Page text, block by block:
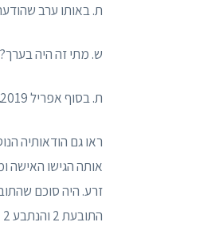
ת. באותו ערב
ש. מתי זה היה
ת. בסוף אפריל 2019."
התובעת 2 והנתבע 2 (האיש – נ.פ.) …"